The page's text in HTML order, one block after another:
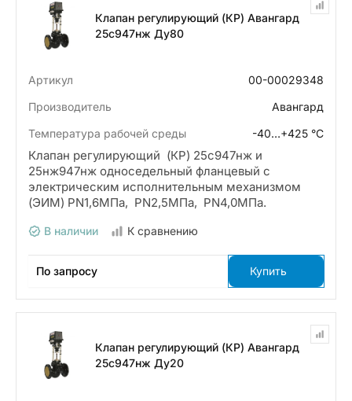
Клапан регулирующий (КР) Авангард
25с947нж Ду80
Артикул
00-00029348
Производитель
Авангард
Температура рабочей среды
-40…+425 °С
Клапан регулирующий (КР) 25с947нж и
25нж947нж односедельный фланцевый с
электрическим исполнительным механизмом
(ЭИМ) PN1,6МПа, PN2,5МПа, PN4,0МПа.
В наличии К сравнению
По запросу Купить
Клапан регулирующий (КР) Авангард
25с947нж Ду20